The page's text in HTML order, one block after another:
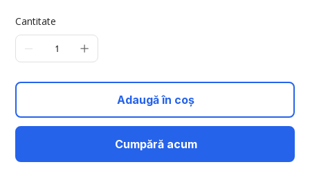
Cantitate
Adaugă în coș
Cumpără acum